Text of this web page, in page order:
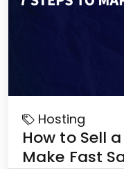
Hosting
How to Sell
Make Fast